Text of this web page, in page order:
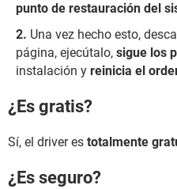
punto de restauración del
Una vez hecho esto,
página, ejecútalo, sigue los
instalación y reinicia el
¿Es gratis?
Sí, el driver es totalmente
¿Es seguro?